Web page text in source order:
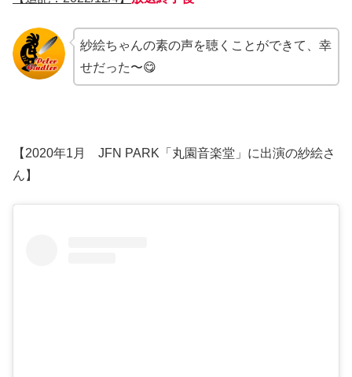
紗絵ちゃんの素の声を聴くことができて、幸
せだった〜😋
【2020年1月 JFN PARK「丸園音楽堂」に出演の紗絵さ
ん】